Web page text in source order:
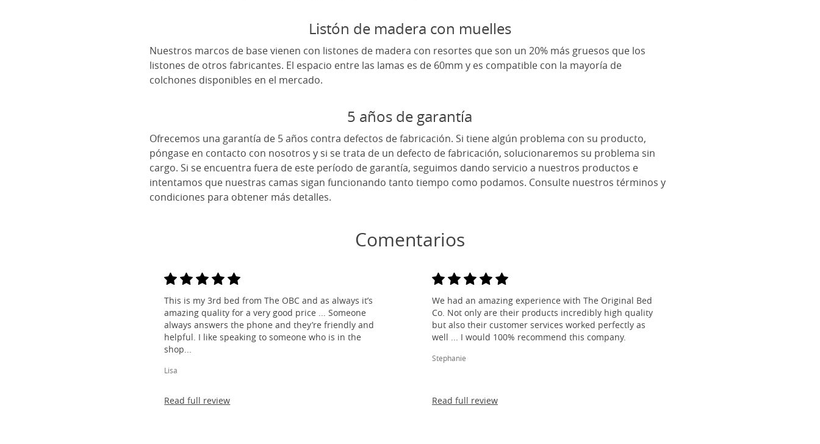
Listón de madera con muelles
Nuestros marcos de base vienen con listones de madera con resortes que son un 20% más gruesos que los
listones de otros fabricantes. El espacio entre las lamas es de 60mm y es compatible con la mayoría de
colchones disponibles en el mercado.
5 años de garantía
Ofrecemos una garantía de 5 años contra defectos de fabricación. Si tiene algún problema con su producto,
póngase en contacto con nosotros y si se trata de un defecto de fabricación, solucionaremos su problema sin
cargo. Si se encuentra fuera de este período de garantía, seguimos dando servicio a nuestros productos e
intentamos que nuestras camas sigan funcionando tanto tiempo como podamos. Consulte nuestros términos y
condiciones para obtener más detalles.
Comentarios
This is my 3rd bed from The OBC and as always it’s
amazing quality for a very good price ... Someone
always answers the phone and they’re friendly and
helpful. I like speaking to someone who is in the
shop...
Lisa
Read full review
We had an amazing experience with The Original Bed
Co. Not only are their products incredibly high quality
but also their customer services worked perfectly as
well ... I would 100% recommend this company.
Stephanie
Read full review